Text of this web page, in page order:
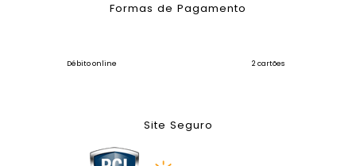
Formas de Pagamento
Débito online 2 cartões
Site Seguro